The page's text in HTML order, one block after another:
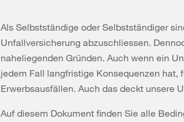
Als Selbstständige oder Selbstständiger
Unfallversicherung abzuschliessen.
naheliegenden Gründen. Auch wenn ein
jedem Fall langfristige Konsequenzen hat,
Erwerbsausfällen. Auch das deckt unsere
Auf diesem Dokument finden Sie alle